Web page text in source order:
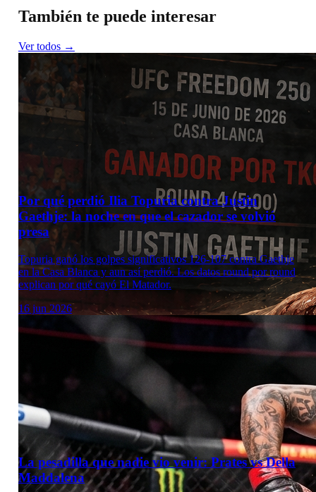
También te puede interesar
Ver todos →
Por qué perdió Ilia Topuria contra Justin
Gaethje: la noche en que el cazador se volvió
presa
Topuria ganó los golpes significativos 126-107 contra Gaethje
en la Casa Blanca y aun así perdió. Los datos round por round
explican por qué cayó El Matador.
16 jun 2026
La pesadilla que nadie vio venir: Prates vs Della
Maddalena